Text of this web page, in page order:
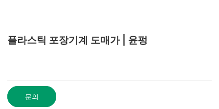
플라스틱 포장기계 도매가 | 윤펑
문의